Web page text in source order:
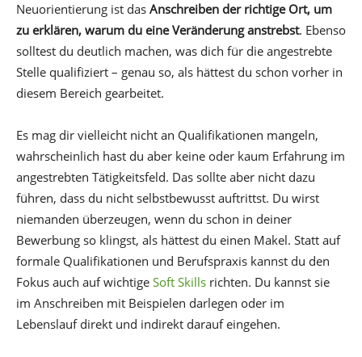
Neuorientierung ist das Anschreiben der richtige Ort, um
zu erklären, warum du eine Veränderung anstrebst. Ebenso
solltest du deutlich machen, was dich für die angestrebte
Stelle qualifiziert – genau so, als hättest du schon vorher in
diesem Bereich gearbeitet.
Es mag dir vielleicht nicht an Qualifikationen mangeln,
wahrscheinlich hast du aber keine oder kaum Erfahrung im
angestrebten Tätigkeitsfeld. Das sollte aber nicht dazu
führen, dass du nicht selbstbewusst auftrittst. Du wirst
niemanden überzeugen, wenn du schon in deiner
Bewerbung so klingst, als hättest du einen Makel. Statt auf
formale Qualifikationen und Berufspraxis kannst du den
Fokus auch auf wichtige Soft Skills richten. Du kannst sie
im Anschreiben mit Beispielen darlegen oder im
Lebenslauf direkt und indirekt darauf eingehen.